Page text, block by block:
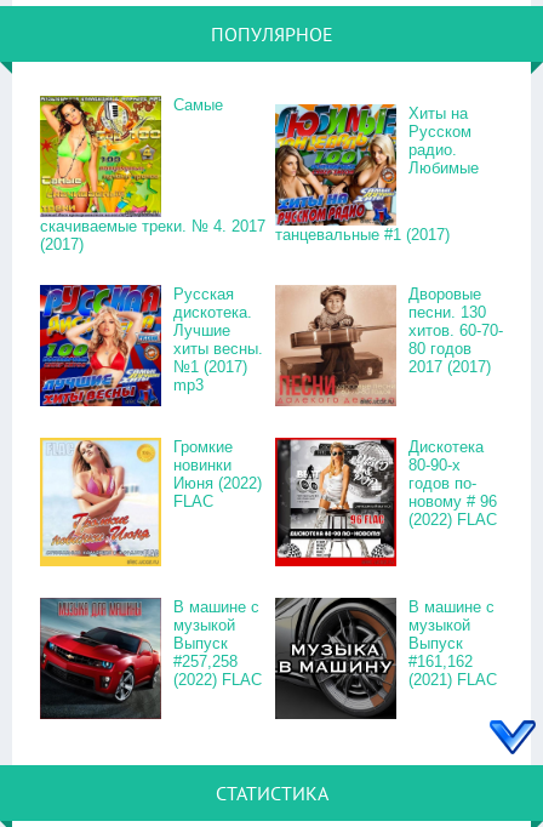
ПОПУЛЯРНОЕ
Самые
скачиваемые треки. № 4. 2017
(2017)
Хиты на
Русском
радио.
Любимые
танцевальные #1 (2017)
Русская
дискотека.
Лучшие
хиты весны.
№1 (2017)
mp3
Дворовые
песни. 130
хитов. 60-70-
80 годов
2017 (2017)
Громкие
новинки
Июня (2022)
FLAC
Дискотека
80-90-х
годов по-
новому # 96
(2022) FLAC
В машине с
музыкой
Выпуск
#257,258
(2022) FLAC
В машине с
музыкой
Выпуск
#161,162
(2021) FLAC
СТАТИСТИКА